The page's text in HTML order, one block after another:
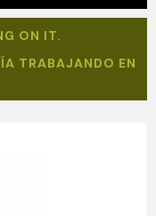
ON IT.
TRABAJANDO EN